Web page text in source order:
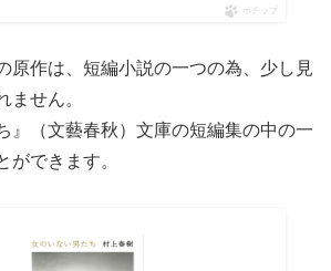
ポチップ
原作は、短編小説の一つの為、少し見
ません。
』（文藝春秋）文庫の短編集の中の一
ができます。